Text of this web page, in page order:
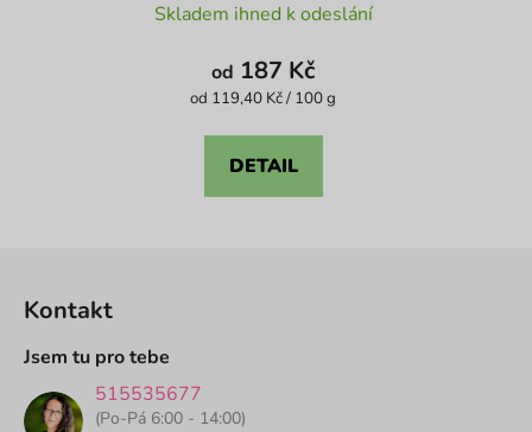
hodnocení
produktu
je
z
Skladem ihned k odeslání
od 187 Kč
Měrná
od 119,40 Kč / 100 g
DETAIL
Kontakt
Jsem tu pro tebe
515535677
(Po-Pá 6:00 - 14:00)